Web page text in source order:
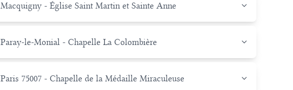
Macquigny - Église Saint Martin et Sainte Anne
Paray-le-Monial - Chapelle La Colombière
Paris 75007 - Chapelle de la Médaille Miraculeuse